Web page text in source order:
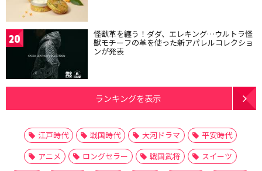
20 怪獣革を纏う！ダダ、エレキング…ウルトラ怪
獣モチーフの革を使った新アパレルコレクショ
ンが発表
ランキングを表示
江戸時代 戦国時代 大河ドラマ
平安時代
アニメ
ロングセラー 戦国武将
スイーツ